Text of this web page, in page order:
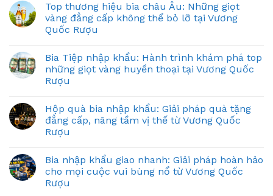
Top thương hiệu bia châu Âu: Những giọt
vàng đẳng cấp không thể bỏ lỡ tại Vương
Quốc Rượu
Bia Tiệp nhập khẩu: Hành trình khám phá top
những giọt vàng huyền thoại tại Vương Quốc
Rượu
Hộp quà bia nhập khẩu: Giải pháp quà tặng
đẳng cấp, nâng tầm vị thế từ Vương Quốc
Rượu
Bia nhập khẩu giao nhanh: Giải pháp hoàn hảo
cho mọi cuộc vui bùng nổ từ Vương Quốc
Rượu